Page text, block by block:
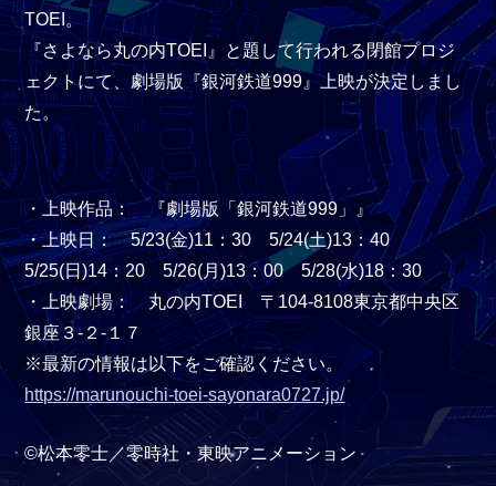
TOEI。
『さよなら丸の内TOEI』と題して行われる閉館プロジ
ェクトにて、劇場版『銀河鉄道999』上映が決定しまし
た。
・上映作品： 『劇場版「銀河鉄道999」』
・上映日： 5/23(金)11：30 5/24(土)13：40
5/25(日)14：20 5/26(月)13：00 5/28(水)18：30
・上映劇場： 丸の内TOEI 〒104-8108東京都中央区
銀座３-２-１７
※最新の情報は以下をご確認ください。
https://marunouchi-toei-sayonara0727.jp/
©松本零士／零時社・東映アニメーション